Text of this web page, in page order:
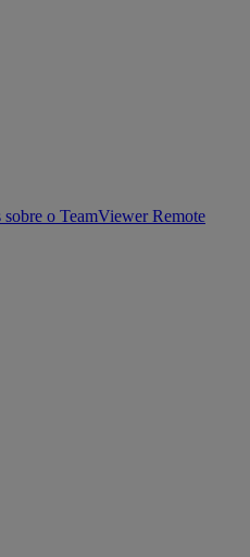
sobre o TeamViewer Remote